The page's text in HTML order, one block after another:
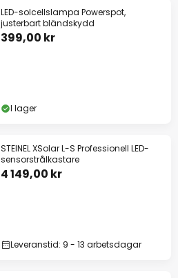
LED-solcellslampa Powerspot,
justerbart bländskydd
399,00 kr
I lager
STEINEL XSolar L-S Professionell LED-
sensorstrålkastare
4 149,00 kr
Leveranstid: 9 - 13 arbetsdagar